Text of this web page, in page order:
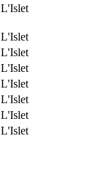
L'Islet
L'Islet
L'Islet
L'Islet
L'Islet
L'Islet
L'Islet
L'Islet